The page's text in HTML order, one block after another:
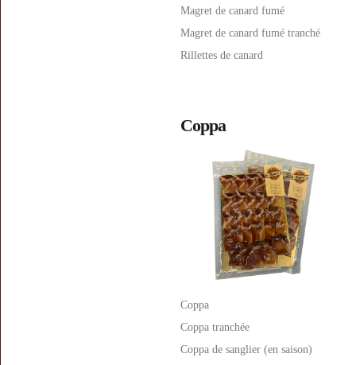
Magret de canard fumé
Magret de canard fumé tranché
Rillettes de canard
Coppa
Coppa
Coppa tranchée
Coppa de sanglier (en saison)